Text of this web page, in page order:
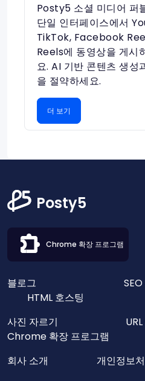
Posty5 소셜 미디어 퍼
단일 인터페이스에서
TikTok, Facebook
Reels에 동영상을 게시
요. AI 기반 콘텐츠 생성
을 절약하세요.
더 보기
Posty5
Chrome 확장 프로그램
블로그
HTML 호스팅
사진 자르기
Chrome 확장 프로그램
회사 소개
개인정보